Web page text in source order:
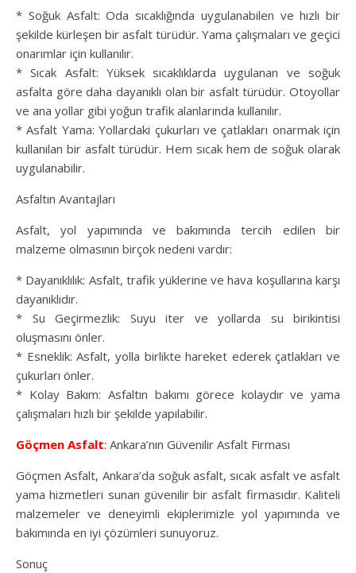
* Soğuk Asfalt: Oda sıcaklığında uygulanabilen ve hızlı bir
şekilde kürleşen bir asfalt türüdür. Yama çalışmaları ve geçici
onarımlar için kullanılır.
* Sıcak Asfalt: Yüksek sıcaklıklarda uygulanan ve soğuk
asfalta göre daha dayanıklı olan bir asfalt türüdür. Otoyollar
ve ana yollar gibi yoğun trafik alanlarında kullanılır.
* Asfalt Yama: Yollardaki çukurları ve çatlakları onarmak için
kullanılan bir asfalt türüdür. Hem sıcak hem de soğuk olarak
uygulanabilir.
Asfaltın Avantajları
Asfalt, yol yapımında ve bakımında tercih edilen bir
malzeme olmasının birçok nedeni vardır:
* Dayanıklılık: Asfalt, trafik yüklerine ve hava koşullarına karşı
dayanıklıdır.
* Su Geçirmezlik: Suyu iter ve yollarda su birikintisi
oluşmasını önler.
* Esneklik: Asfalt, yolla birlikte hareket ederek çatlakları ve
çukurları önler.
* Kolay Bakım: Asfaltın bakımı görece kolaydır ve yama
çalışmaları hızlı bir şekilde yapılabilir.
Göçmen Asfalt: Ankara’nın Güvenilir Asfalt Firması
Göçmen Asfalt, Ankara’da soğuk asfalt, sıcak asfalt ve asfalt
yama hizmetleri sunan güvenilir bir asfalt firmasıdır. Kaliteli
malzemeler ve deneyimli ekiplerimizle yol yapımında ve
bakımında en iyi çözümleri sunuyoruz.
Sonuç